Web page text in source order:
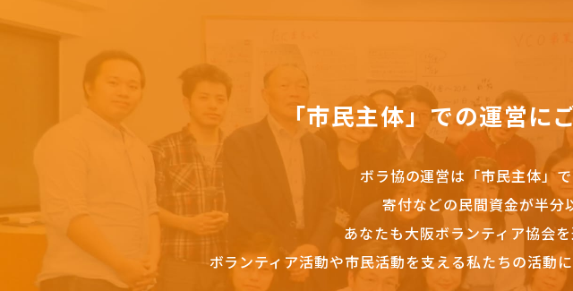
「市民主体」での運営に
ボラ協の運営は「市民主体」で
寄付などの民間資金が半分
あなたも大阪ボランティア協会
ボランティア活動や市民活動を支える私たちの活動